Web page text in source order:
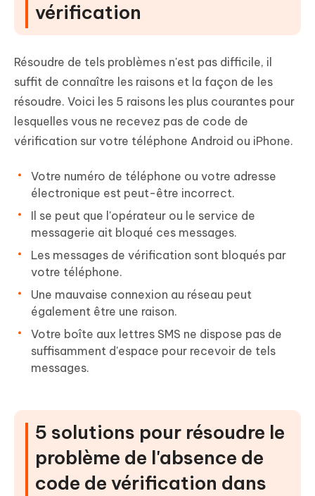
vérification
Résoudre de tels problèmes n'est pas difficile, il
suffit de connaître les raisons et la façon de les
résoudre. Voici les 5 raisons les plus courantes pour
lesquelles vous ne recevez pas de code de
vérification sur votre téléphone Android ou iPhone.
Votre numéro de téléphone ou votre adresse
électronique est peut-être incorrect.
Il se peut que l'opérateur ou le service de
messagerie ait bloqué ces messages.
Les messages de vérification sont bloqués par
votre téléphone.
Une mauvaise connexion au réseau peut
également être une raison.
Votre boîte aux lettres SMS ne dispose pas de
suffisamment d'espace pour recevoir de tels
messages.
5 solutions pour résoudre le
problème de l'absence de
code de vérification dans